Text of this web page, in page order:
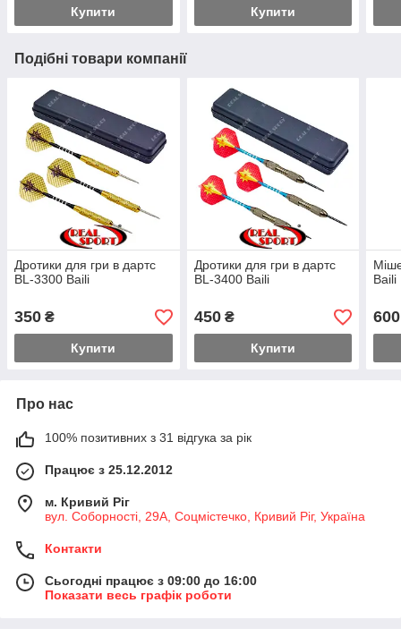
Купити Купити
Подібні товари компанії
Дротики для гри в дартс
BL-3300 Baili
350 ₴
Купити
Дротики для гри в дартс
BL-3400 Baili
450₴
Купити
Baili
600
Про нас
100% позитивних з 31 відгука за рік
Працює з 25.12.2012
м. Кривий Ріг
вул. Соборності, 29А, Соцмістечко, Кривий Ріг, Україна
Контакти
Сьогодні працює з 09:00 до 16:00
Показати весь графік роботи